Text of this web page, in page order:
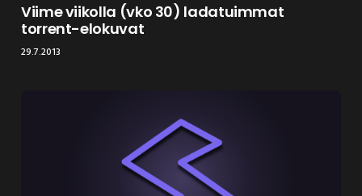
Viime viikolla (vko 30) ladatuimmat
torrent-elokuvat
29.7.2013